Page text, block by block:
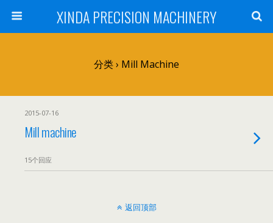
XINDA PRECISION MACHINERY
分类 › Mill Machine
2015-07-16
Mill machine
15个回应
返回顶部